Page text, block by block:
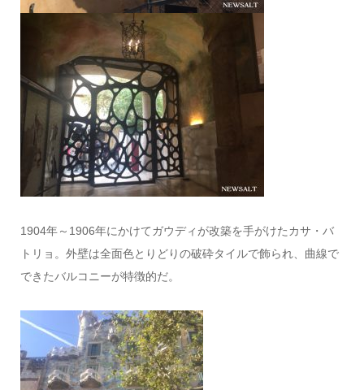
1904年～1906年にかけてガウディが改築を手がけたカサ・バ
トリョ。外壁は全面色とりどりの破砕タイルで飾られ、曲線で
できたバルコニーが特徴的だ。